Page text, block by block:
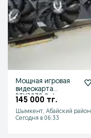
Мощная игровая
видеокарта
RTX3070 8gb
145 000 тг.
Шымкент, Абайский район
Сегодня в 06:33